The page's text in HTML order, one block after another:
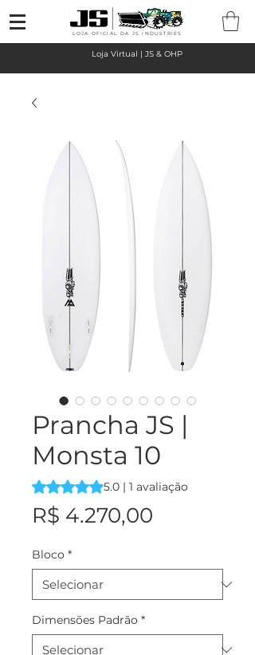
LOJA OFICIAL DA JS INDUSTRIES
Loja Virtual | JS & OHP
Prancha JS |
Monsta 10
A classificação é 5.0 de 5 estrelas
5.0 | 1 avaliação
R$ 4.270,00
Bloco *
Dimensões Padrão *